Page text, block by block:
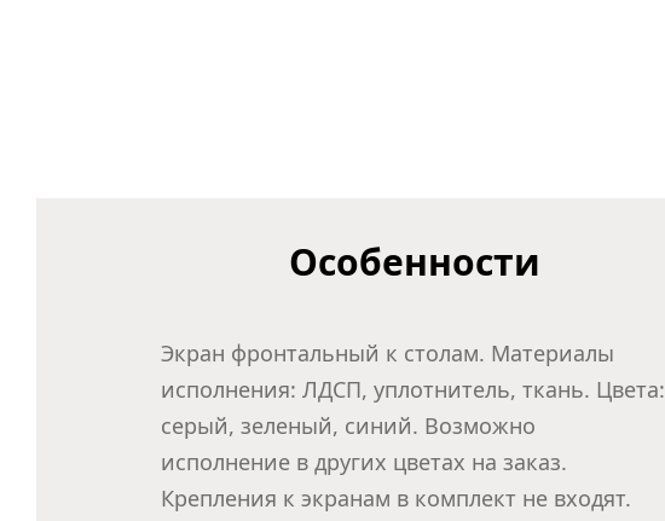
Особенности
Экран фронтальный к столам. Материалы
исполнения: ЛДСП, уплотнитель, ткань. Цвета:
серый, зеленый, синий. Возможно
исполнение в других цветах на заказ.
Крепления к экранам в комплект не входят.